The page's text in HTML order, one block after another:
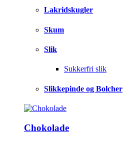
Lakridskugler
Skum
Slik
Sukkerfri slik
Slikkepinde og Bolcher
Chokolade